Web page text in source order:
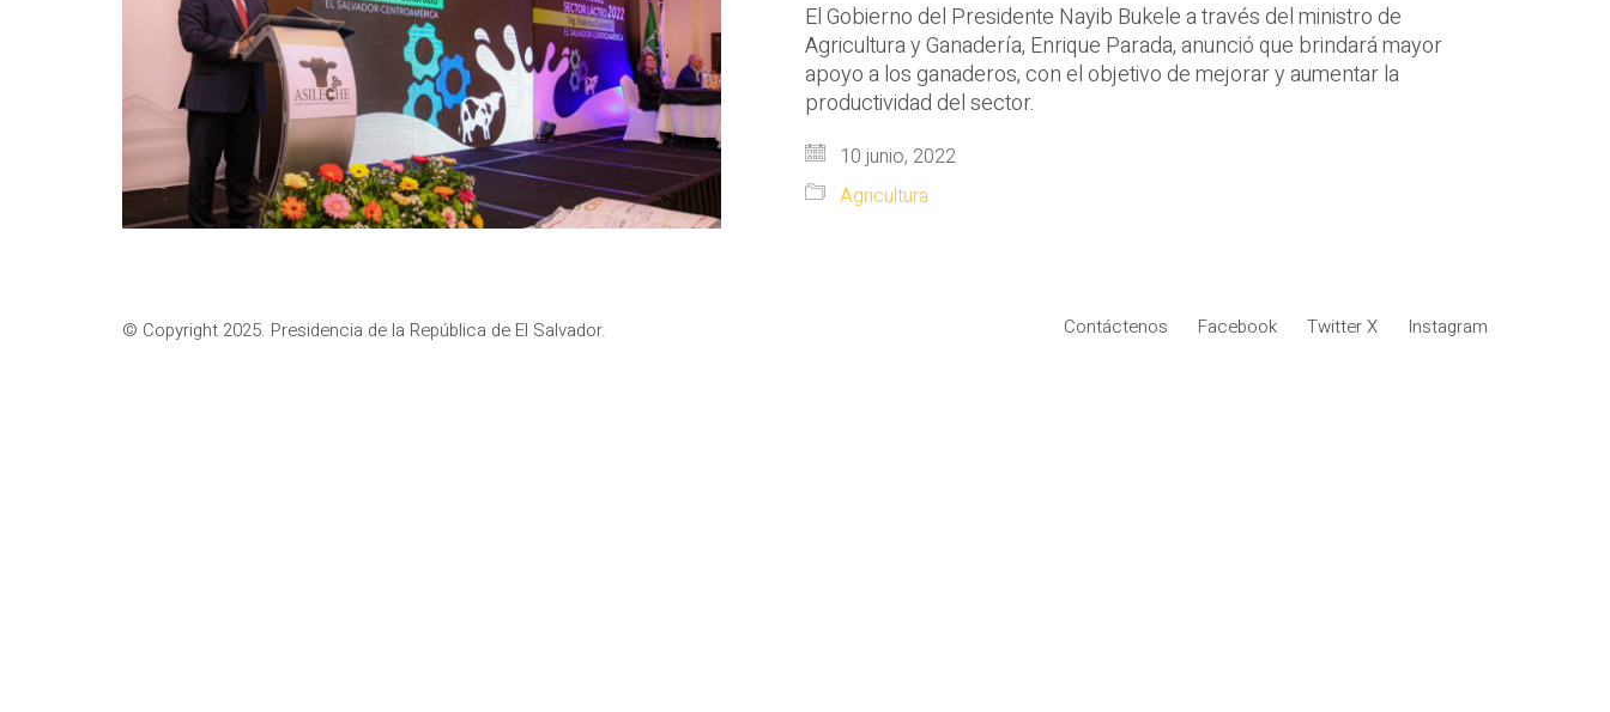
El Gobierno del Presidente Nayib Bukele a través del ministro de
Agricultura y Ganadería, Enrique Parada, anunció que brindará mayor
apoyo a los ganaderos, con el objetivo de mejorar y aumentar la
productividad del sector.
10 junio, 2022
Agricultura
Contáctenos Facebook Twitter X Instagram
© Copyright 2025. Presidencia de la República de El Salvador.